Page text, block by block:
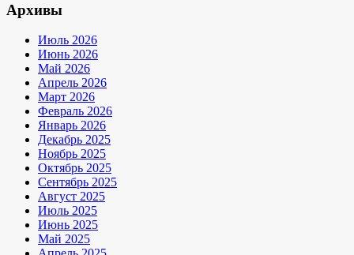
Архивы
Июль 2026
Июнь 2026
Май 2026
Апрель 2026
Март 2026
Февраль 2026
Январь 2026
Декабрь 2025
Ноябрь 2025
Октябрь 2025
Сентябрь 2025
Август 2025
Июль 2025
Июнь 2025
Май 2025